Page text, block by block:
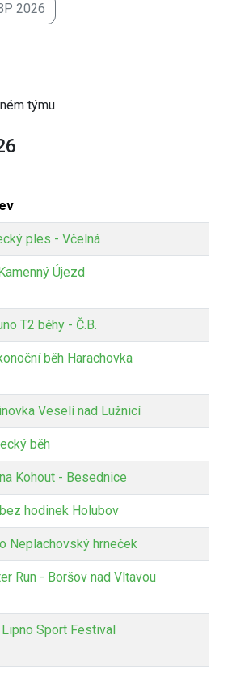
2026
týmu
ples - Včelná
Újezd
T2 běhy - Č.B.
běh Harachovka
Veselí nad Lužnicí
běh
Kohout - Besednice
hodinek Holubov
Neplachovský hrneček
Run - Boršov nad Vltavou
Lipno Sport Festival